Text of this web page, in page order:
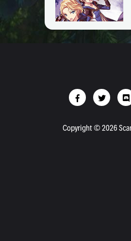
Copyright © 2026